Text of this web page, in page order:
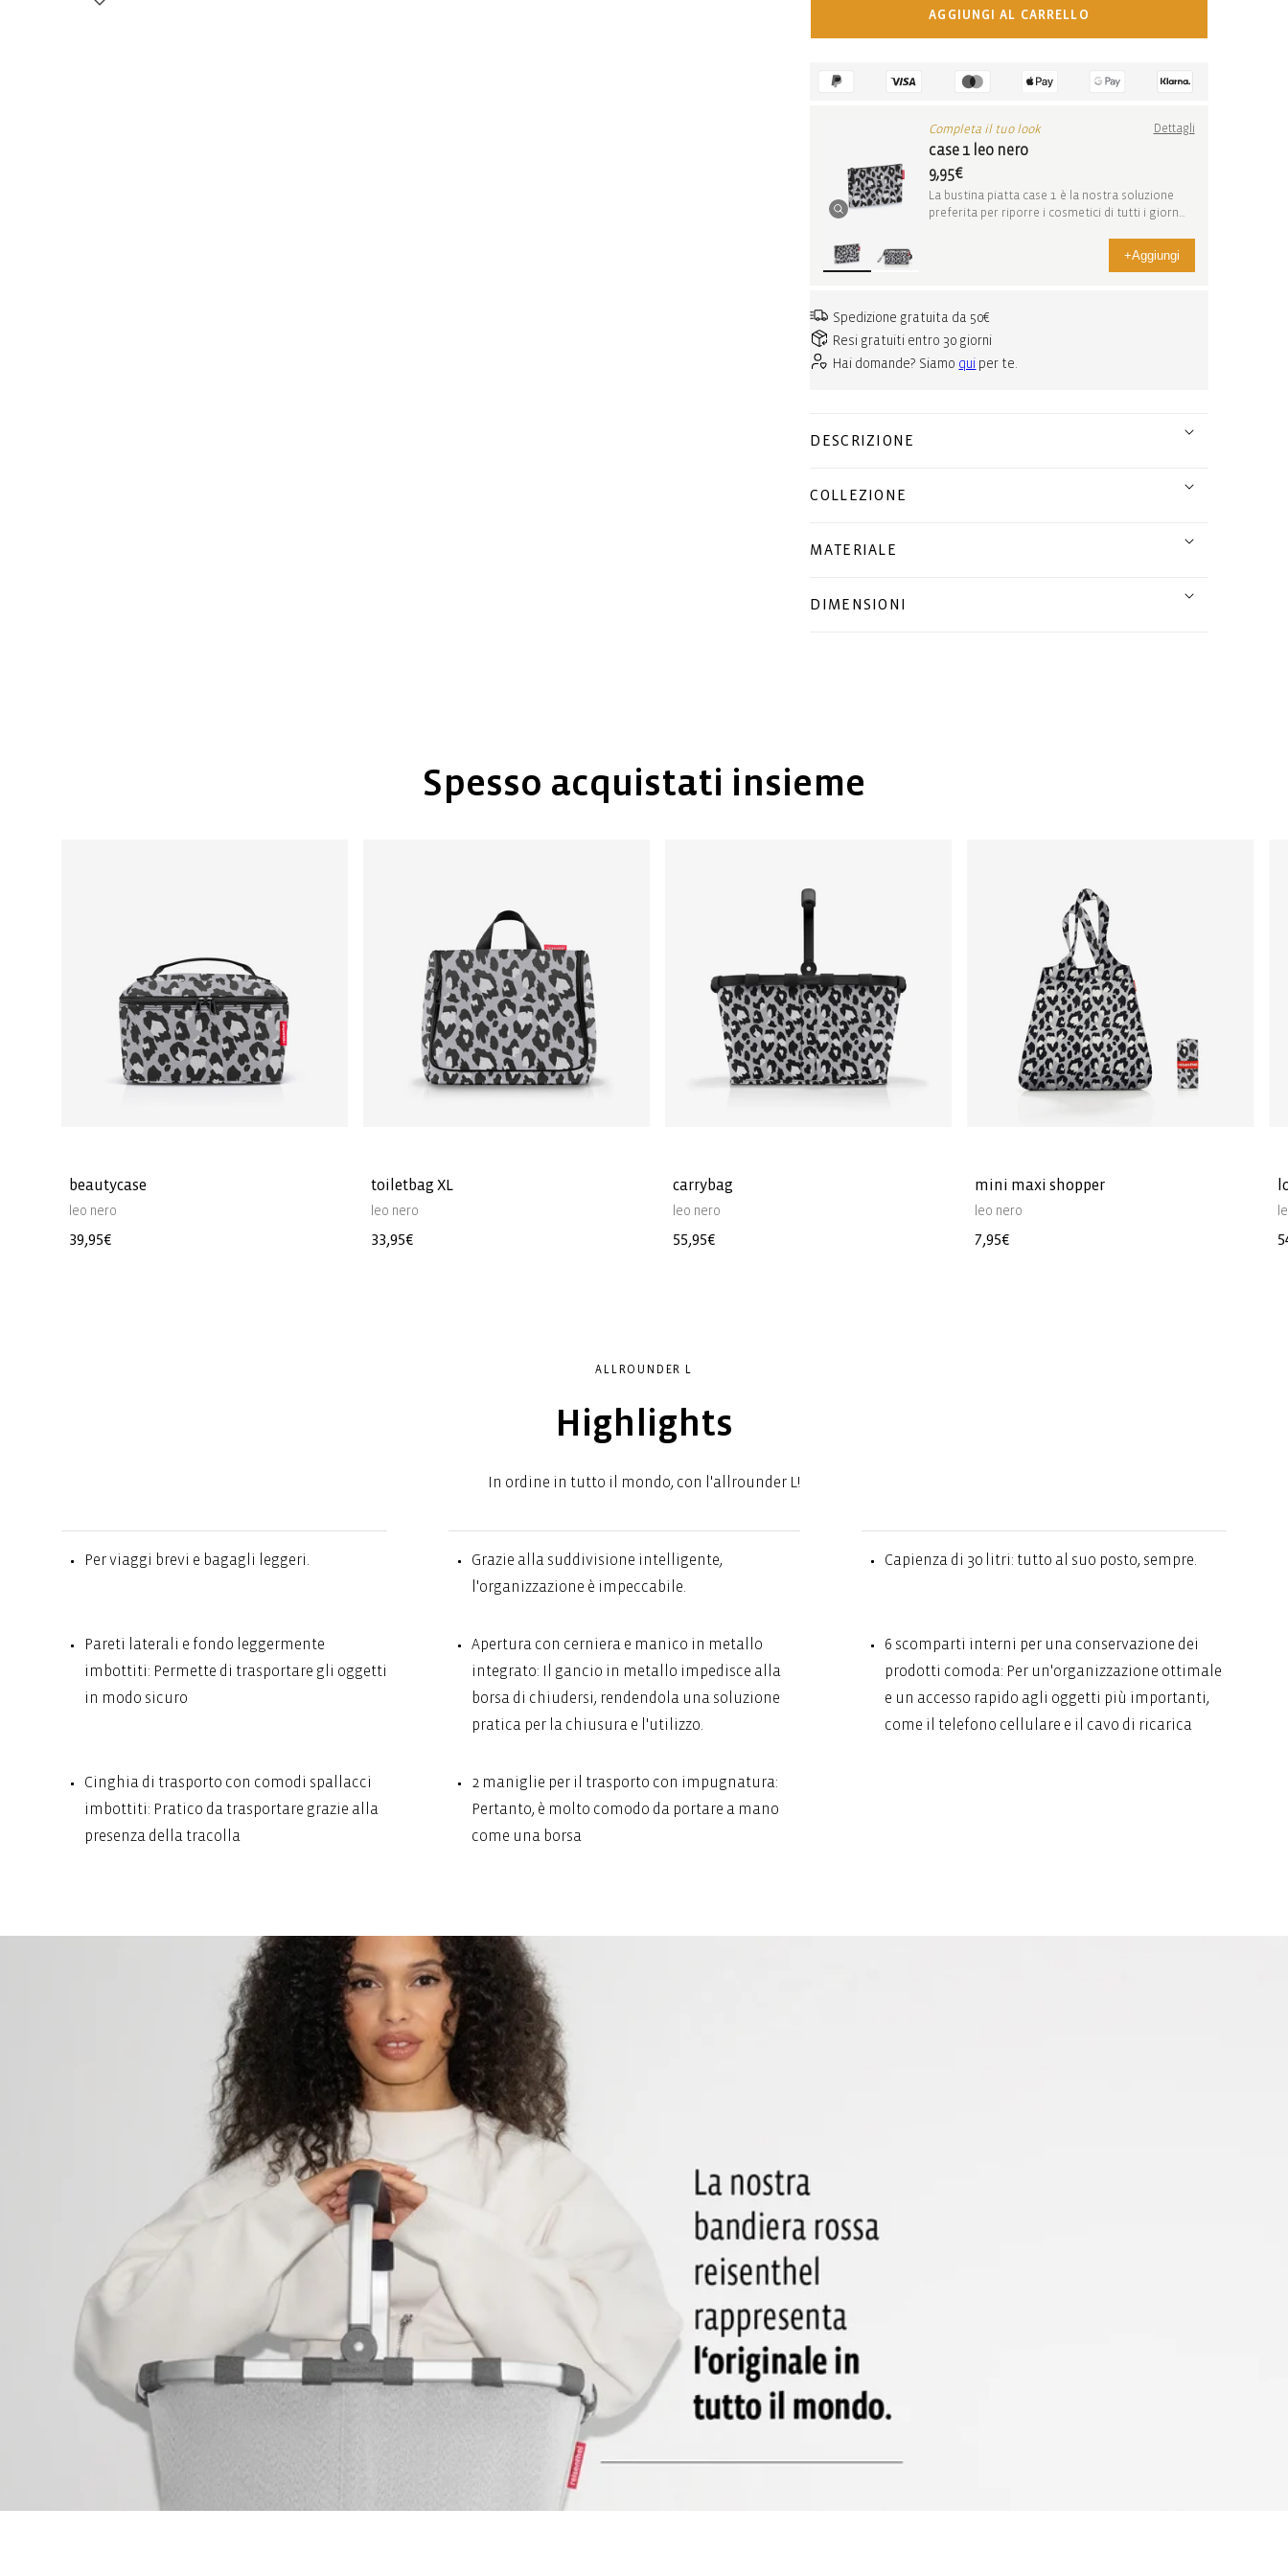
AGGIUNGI AL CARRELLO
Completa il tuo look Dettagli
case 1 leo nero
9,95€
La bustina piatta case 1 è la nostra soluzione
preferita per riporre i cosmetici di tutti i giorn...
+Aggiungi
Spedizione gratuita da 50€
Resi gratuiti entro 30 giorni
Hai domande? Siamo qui per te.
DESCRIZIONE
COLLEZIONE
MATERIALE
DIMENSIONI
Spesso acquistati insieme
beautycase
leo nero
Prezzo
39,95€
toiletbag XL
leo nero
Prezzo
33,95€
carrybag
leo nero
Prezzo
55,95€
mini maxi shopper
leo nero
Prezzo
7,95€
ALLROUNDER L
Highlights
In ordine in tutto il mondo, con l'allrounder L!
Per viaggi brevi e bagagli leggeri.
Grazie alla suddivisione intelligente,
l'organizzazione è impeccabile.
Capienza di 30 litri: tutto al suo posto, sempre.
Pareti laterali e fondo leggermente
imbottiti: Permette di trasportare gli oggetti
in modo sicuro
Apertura con cerniera e manico in metallo
integrato: Il gancio in metallo impedisce alla
borsa di chiudersi, rendendola una soluzione
pratica per la chiusura e l'utilizzo.
6 scomparti interni per una conservazione dei
prodotti comoda: Per un'organizzazione ottimale
e un accesso rapido agli oggetti più importanti,
come il telefono cellulare e il cavo di ricarica
Cinghia di trasporto con comodi spallacci
imbottiti: Pratico da trasportare grazie alla
presenza della tracolla
2 maniglie per il trasporto con impugnatura:
Pertanto, è molto comodo da portare a mano
come una borsa